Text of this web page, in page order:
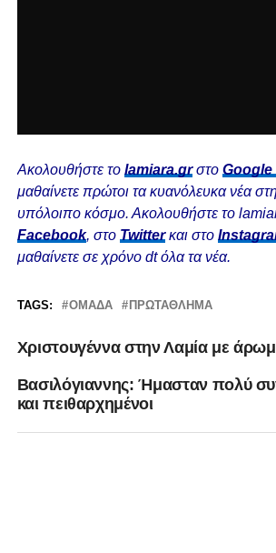
Ακολουθήστε το lamiara.grστο Google
μαθαίνετε πρώτοι τα κυανόλευκα νέα
υπόλοιπο κόσμο. Ακολουθήστε το
Facebook, στο Twitterκαι στο
μαθαίνετε σε χρόνο dt όλα τα νέα.
TAGS: ΟΜΆΔΑ ΠΡΩΤΆΘΛΗΜΑ
Χριστουγέννα στην Λαμία με
Βασιλόγιαννης: Ήμασταν πολύ
και πειθαρχημένοι